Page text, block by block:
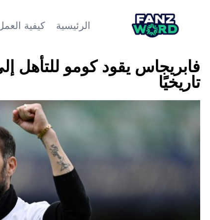
الرئيسية كيفية
فابريجاس يقود كومو للتأهل
تاريخيًا